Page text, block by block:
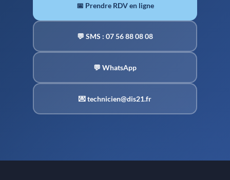
📅 Prendre RDV en ligne
💬 SMS : 07 56 88 08 08
💬 WhatsApp
💌 technicien@dis21.fr